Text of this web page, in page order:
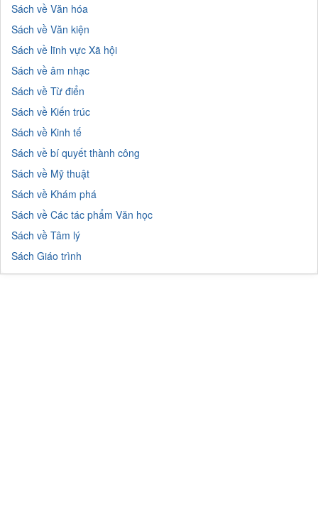
Sách về Văn hóa
Sách về Văn kiện
Sách về lĩnh vực Xã hội
Sách về âm nhạc
Sách về Từ điển
Sách về Kiến trúc
Sách về Kinh tế
Sách về bí quyết thành công
Sách về Mỹ thuật
Sách về Khám phá
Sách về Các tác phẩm Văn học
Sách về Tâm lý
Sách Giáo trình